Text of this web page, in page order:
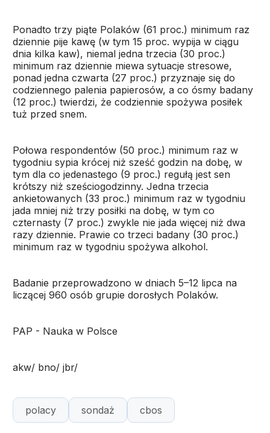
Ponadto trzy piąte Polaków (61 proc.) minimum raz
dziennie pije kawę (w tym 15 proc. wypija w ciągu
dnia kilka kaw), niemal jedna trzecia (30 proc.)
minimum raz dziennie miewa sytuacje stresowe,
ponad jedna czwarta (27 proc.) przyznaje się do
codziennego palenia papierosów, a co ósmy badany
(12 proc.) twierdzi, że codziennie spożywa posiłek
tuż przed snem.
Połowa respondentów (50 proc.) minimum raz w
tygodniu sypia krócej niż sześć godzin na dobę, w
tym dla co jedenastego (9 proc.) regułą jest sen
krótszy niż sześciogodzinny. Jedna trzecia
ankietowanych (33 proc.) minimum raz w tygodniu
jada mniej niż trzy posiłki na dobę, w tym co
czternasty (7 proc.) zwykle nie jada więcej niż dwa
razy dziennie. Prawie co trzeci badany (30 proc.)
minimum raz w tygodniu spożywa alkohol.
Badanie przeprowadzono w dniach 5–12 lipca na
liczącej 960 osób grupie dorosłych Polaków.
PAP - Nauka w Polsce
akw/ bno/ jbr/
polacy sondaż cbos